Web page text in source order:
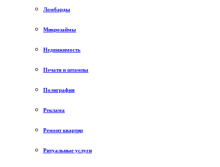
Ломбарды
Микрозаймы
Недвижимость
Печати и штампы
Полиграфия
Реклама
Ремонт квартир
Ритуальные услуги